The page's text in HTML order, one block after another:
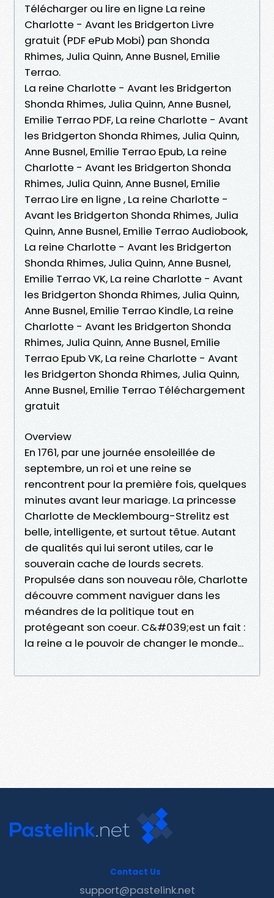
Télécharger ou lire en ligne La reine
Charlotte - Avant les Bridgerton Livre
gratuit (PDF ePub Mobi) pan Shonda
Rhimes, Julia Quinn, Anne Busnel, Emilie
Terrao.
La reine Charlotte - Avant les Bridgerton
Shonda Rhimes, Julia Quinn, Anne Busnel,
Emilie Terrao PDF, La reine Charlotte - Avant
les Bridgerton Shonda Rhimes, Julia Quinn,
Anne Busnel, Emilie Terrao Epub, La reine
Charlotte - Avant les Bridgerton Shonda
Rhimes, Julia Quinn, Anne Busnel, Emilie
Terrao Lire en ligne , La reine Charlotte -
Avant les Bridgerton Shonda Rhimes, Julia
Quinn, Anne Busnel, Emilie Terrao Audiobook,
La reine Charlotte - Avant les Bridgerton
Shonda Rhimes, Julia Quinn, Anne Busnel,
Emilie Terrao VK, La reine Charlotte - Avant
les Bridgerton Shonda Rhimes, Julia Quinn,
Anne Busnel, Emilie Terrao Kindle, La reine
Charlotte - Avant les Bridgerton Shonda
Rhimes, Julia Quinn, Anne Busnel, Emilie
Terrao Epub VK, La reine Charlotte - Avant
les Bridgerton Shonda Rhimes, Julia Quinn,
Anne Busnel, Emilie Terrao Téléchargement
gratuit
Overview
En 1761, par une journée ensoleillée de
septembre, un roi et une reine se
rencontrent pour la première fois, quelques
minutes avant leur mariage. La princesse
Charlotte de Mecklembourg-Strelitz est
belle, intelligente, et surtout têtue. Autant
de qualités qui lui seront utiles, car le
souverain cache de lourds secrets.
Propulsée dans son nouveau rôle, Charlotte
découvre comment naviguer dans les
méandres de la politique tout en
protégeant son coeur. C&#039;est un fait :
la reine a le pouvoir de changer le monde...
Contact Us
support@pastelink.net